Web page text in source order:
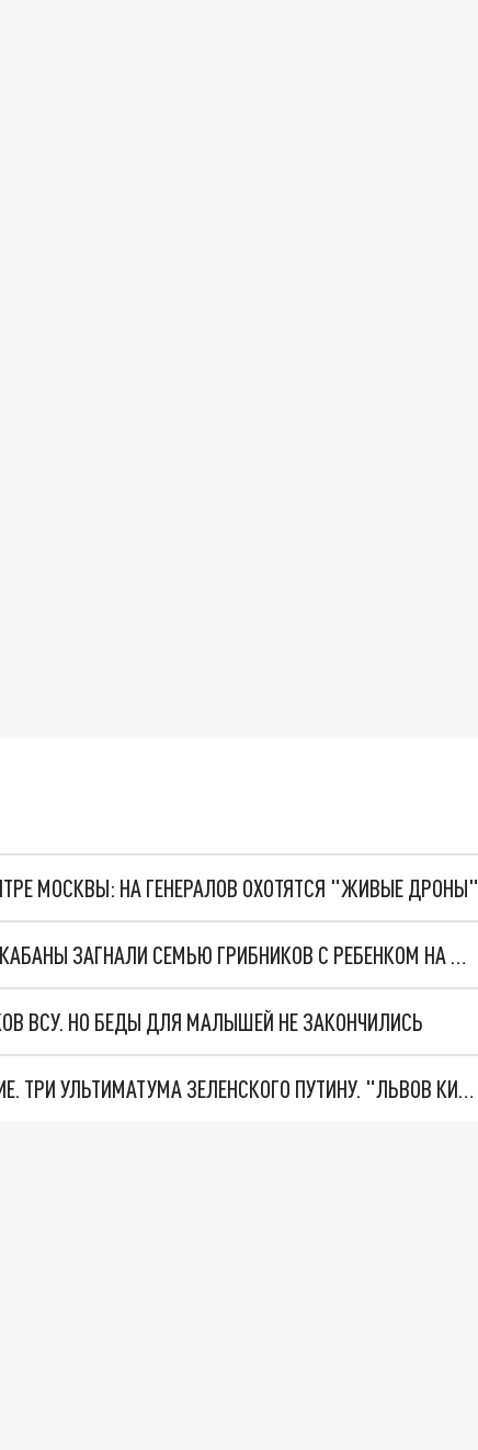
МОСКВЫ: НА ГЕНЕРАЛОВ ОХОТЯТСЯ "ЖИВЫЕ ДРОНЫ"
ВО ВЛАДИМИРСКОЙ ОБЛАСТИ ДИКИЕ КАБАНЫ ЗАГНАЛИ СЕМЬЮ ГРИБНИКОВ С РЕБЕНКОМ НА ДЕРЕВО
ВСУ. НО БЕДЫ ДЛЯ МАЛЫШЕЙ НЕ ЗАКОНЧИЛИСЬ
НОВОЕ МАСШТАБНЕЙШЕЕ НАСТУПЛЕНИЕ. ТРИ УЛЬТИМАТУМА ЗЕЛЕНСКОГО ПУТИНУ. "ЛЬВОВ КИМА" ПОСТАВЯТ НА ПВО? ГЛОБАЛЬНЫЙ ПРОРЫВ ПОД ЗАПОРОЖЬЕМ